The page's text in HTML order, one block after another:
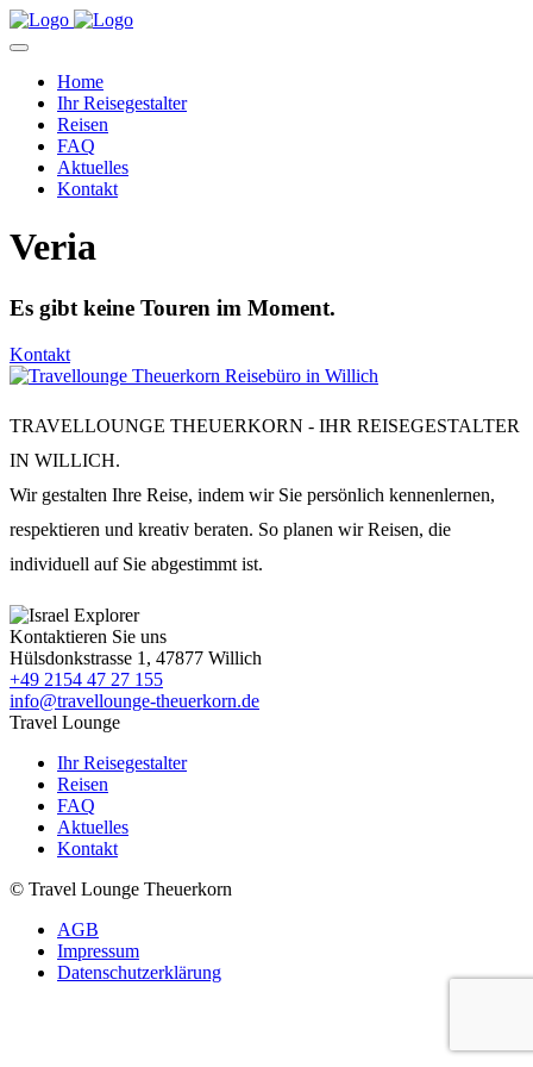
Home
Ihr Reisegestalter
Reisen
FAQ
Aktuelles
Kontakt
Veria
Es gibt keine Touren im Moment.
Kontakt
TRAVELLOUNGE THEUERKORN - IHR REISEGESTALTER
IN WILLICH.
Wir gestalten Ihre Reise, indem wir Sie persönlich kennenlernen,
respektieren und kreativ beraten. So planen wir Reisen, die
individuell auf Sie abgestimmt ist.
Kontaktieren Sie uns
Hülsdonkstrasse 1, 47877 Willich
+49 2154 47 27 155
info@travellounge-theuerkorn.de
Travel Lounge
Ihr Reisegestalter
Reisen
FAQ
Aktuelles
Kontakt
© Travel Lounge Theuerkorn
AGB
Impressum
Datenschutzerklärung